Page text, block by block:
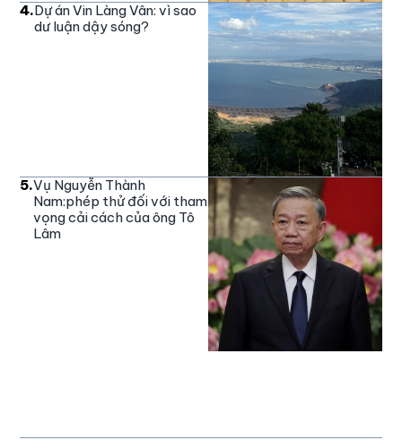
4.Dự án Vin Làng Vân: vì sao
dư luận dậy sóng?
5.Vụ Nguyễn Thành
Nam:phép thử đối với tham
vọng cải cách của ông Tô
Lâm